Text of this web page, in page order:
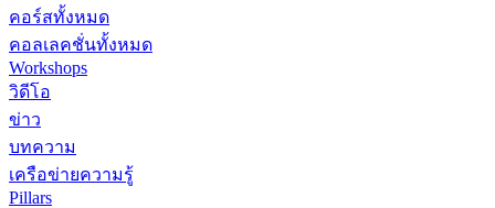
คอร์สทั้งหมด
คอลเลคชั่นทั้งหมด
Workshops
วิดีโอ
ข่าว
บทความ
เครือข่ายความรู้
Pillars